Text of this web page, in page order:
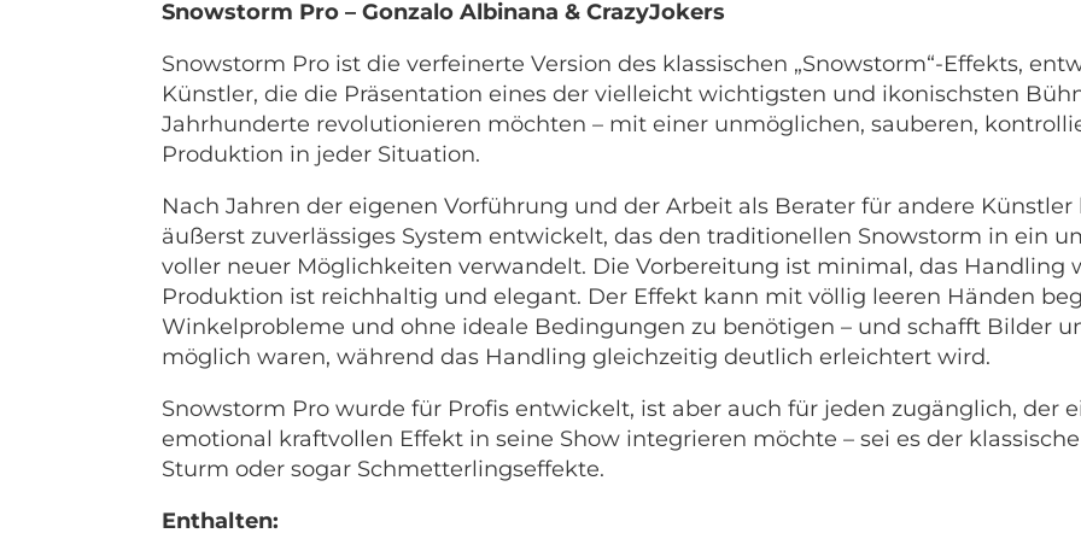
Snowstorm Pro – Gonzalo Albinana & CrazyJokers
Snowstorm Pro ist die verfeinerte Version des klassischen „Snowstorm“-Effekts,
Künstler, die die Präsentation eines der vielleicht wichtigsten und ikonischsten
Jahrhunderte revolutionieren möchten – mit einer unmöglichen, sauberen,
Produktion in jeder Situation.
Nach Jahren der eigenen Vorführung und der Arbeit als Berater für andere
äußerst zuverlässiges System entwickelt, das den traditionellen Snowstorm in ein
voller neuer Möglichkeiten verwandelt. Die Vorbereitung ist minimal, das Handling
Produktion ist reichhaltig und elegant. Der Effekt kann mit völlig leeren Händen
Winkelprobleme und ohne ideale Bedingungen zu benötigen – und schafft Bilder
möglich waren, während das Handling gleichzeitig deutlich erleichtert wird.
Snowstorm Pro wurde für Profis entwickelt, ist aber auch für jeden zugänglich, der
emotional kraftvollen Effekt in seine Show integrieren möchte – sei es der
Sturm oder sogar Schmetterlingseffekte.
Enthalten: